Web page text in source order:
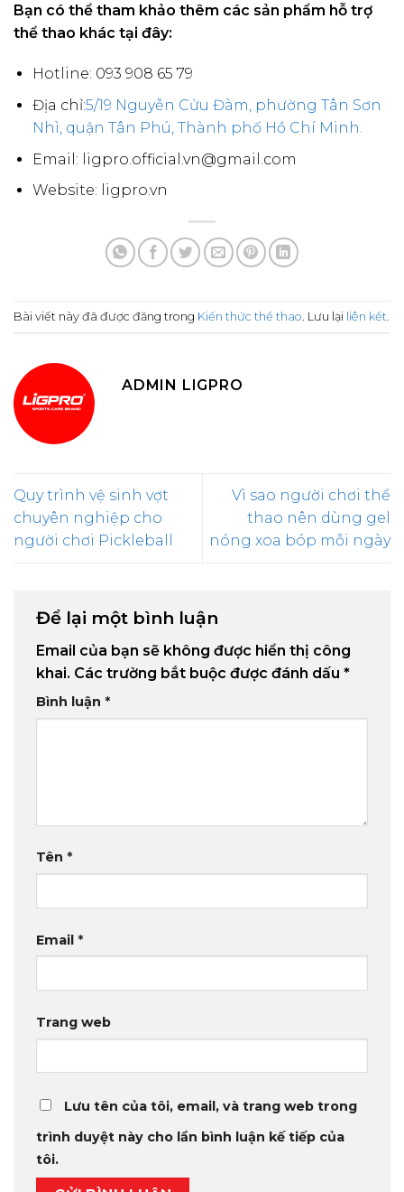
Bạn có thể tham khảo thêm các sản phẩm hỗ trợ
thể thao khác tại đây:
Hotline: 093 908 65 79
Địa chỉ:5/19 Nguyễn Cửu Đàm, phường Tân Sơn
Nhì, quận Tân Phú, Thành phố Hồ Chí Minh.
Email: ligpro.official.vn@gmail.com
Website: ligpro.vn
Bài viết này đã được đăng trong Kiến thức thể thao . Lưu lại liên kết
ADMIN LIGPRO
Quy trình vệ sinh vợt
chuyên nghiệp cho
người chơi Pickleball
Vì sao người chơi thể
thao nên dùng gel
nóng xoa bóp mỗi ngày
Để lại một bình luận
Email của bạn sẽ không được hiển thị công
khai. Các trường bắt buộc được đánh dấu *
Bình luận *
Tên *
Email *
Trang web
Lưu tên của tôi, email, và trang web trong
trình duyệt này cho lần bình luận kế tiếp của
tôi.